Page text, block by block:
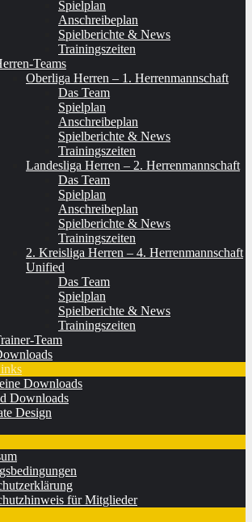
Spielplan
Anschreibeplan
Spielberichte & News
Trainingszeiten
Teams
Oberliga Herren – 1. Herrenmannschaft
Das Team
Spielplan
Anschreibeplan
Spielberichte & News
Trainingszeiten
Landesliga Herren – 2. Herrenmannschaft
Das Team
Spielplan
Anschreibeplan
Spielberichte & News
Trainingszeiten
2. Kreisliga Herren – 4. Herrenmannschaft
Unified
Das Team
Spielplan
Spielberichte & News
Trainingszeiten
Team
Downloads
Downloads
Design
für Mitglieder